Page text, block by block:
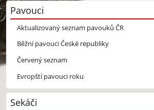
Pavouci
Aktualizovaný seznam pavouků ČR
Běžní pavouci České republiky
Červený seznam
Evropští pavouci roku
Sekáči